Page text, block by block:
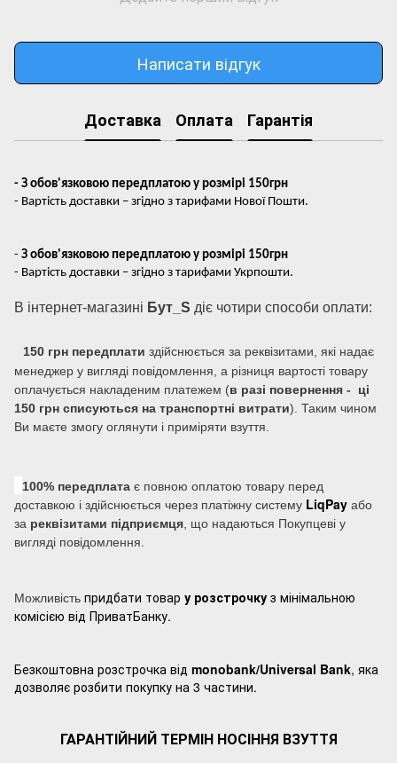
Написати відгук
Доставка Оплата Гарантія
- З обов'язковою передплатою у розмірі 150грн
- Вартість доставки – згідно з тарифами Нової Пошти.
- З обов'язковою передплатою у розмірі 150грн
- Вартість доставки – згідно з тарифами Укрпошти.
В інтернет-магазині Бут_S діє чотири способи оплати:
150 грн передплати здійснюється за реквізитами, які надає
менеджер у вигляді повідомлення, а різниця вартості товару
оплачується накладеним платежем (в разі повернення - ці
150 грн списуються на транспортні витрати). Таким чином
Ви маєте змогу оглянути і приміряти взуття.
100% передплата є повною оплатою товару перед
доставкою і здійснюється через платіжну систему LiqPay або
за реквізитами підприємця , що надаються Покупцеві у
вигляді повідомлення.
Можливість придбати товар у розстрочку з мінімальною
комісією від ПриватБанку.
Безкоштовна розстрочка від monobank/Universal Bank, яка
дозволяє розбити покупку на 3 частини.
ГАРАНТІЙНИЙ ТЕРМІН НОСІННЯ ВЗУТТЯ